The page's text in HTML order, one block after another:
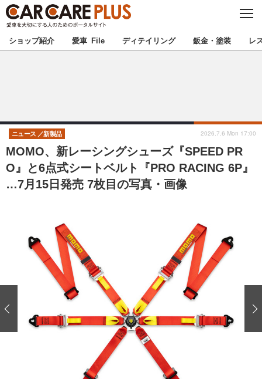
C
S
E
★カーケアプラス認定★ 厳選プロショップを地域から探す
甲信越 北陸
東海 関西
中国 四国
注目の記事
ショップレポート 愛車 File
自動車豆知識 ストップ！不具合修理＆粗悪修理
鈑金・塗装
ディテイリング
ディテイリング 洗車
ヘッドライト磨き コーティング
小キズ直し 防錆
特集記事
ストップ 不具合修理＆粗悪修理
カーメーカー「旧車」関連プロジェ
ショップレポート プロショップ検索
ショップ紹介 愛車 File ディテイリング 鈑金・塗装 レ
MOMO、新レーシングシューズ『SPEED PR
O』と6点式シートベルト『PRO RACING 6P』
…7月15日発売 7枚目の写真・画像
ニュース 新製品 2026.7.6 Mon 17:00